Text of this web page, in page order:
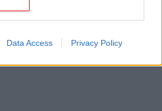
Data Access Privacy Policy